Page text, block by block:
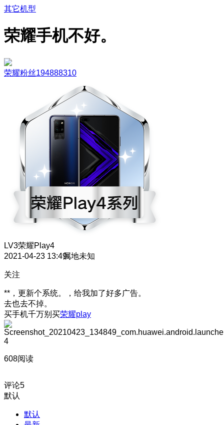
其它机型
荣耀手机不好。
荣耀粉丝194888310
LV3荣耀Play4
2021-04-23 13:49属地未知
关注
**，更新个系统。，给我加了好多广告。
去也去不掉。
买手机千万别买荣耀play
4
608阅读
评论5
默认
默认